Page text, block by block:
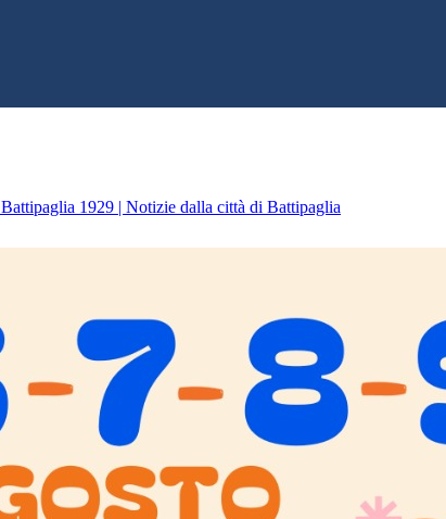
Battipaglia 1929 | Notizie dalla città di Battipaglia